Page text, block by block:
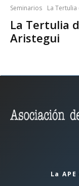
Seminarios La
La Tertulia
Aristegui
La